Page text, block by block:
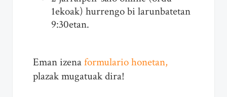
1ekoak) hurrengo bi larunbatetan
9:30etan.
Eman izenaformulario honetan,
plazak mugatuak dira!